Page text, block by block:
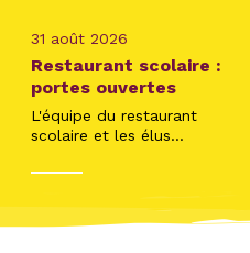
31 août 2026
Restaurant scolaire :
portes ouvertes
L'équipe du restaurant
scolaire et les élus...